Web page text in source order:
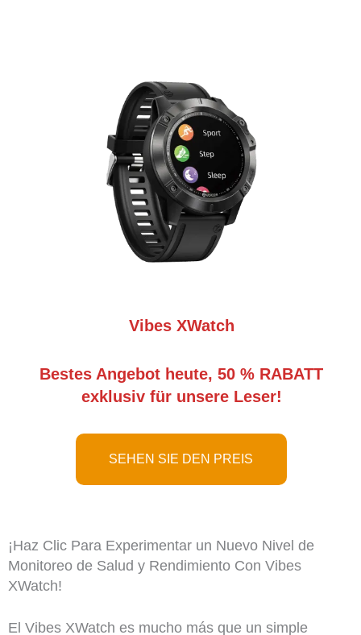
Vibes XWatch
Bestes Angebot heute, 50 % RABATT
exklusiv für unsere Leser!
SEHEN SIE DEN PREIS
¡Haz Clic Para Experimentar un Nuevo Nivel de
Monitoreo de Salud y Rendimiento Con Vibes
XWatch!
El Vibes XWatch es mucho más que un simple